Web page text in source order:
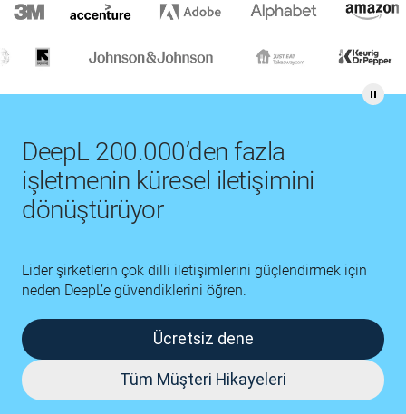
DeepL 200.000’den fazla
işletmenin küresel iletişimini
dönüştürüyor
Lider şirketlerin çok dilli iletişimlerini güçlendirmek için
neden DeepL’e güvendiklerini öğren.
Ücretsiz dene
Tüm Müşteri Hikayeleri